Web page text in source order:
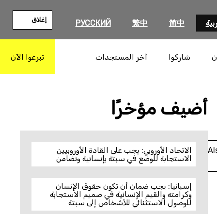
简中
繁中
РУССКИЙ إغلاق
شاركوا آخر المستجدات تبرعوا الآن
أضيف مؤخرًا
الاتحاد الأوروبي: يجب على القادة الأوروبيين
الاستجابة للوضع في سبتة بإنسانية وتضامن
إسبانيا: يجب ضمان أن تكون حقوق الإنسان
وكرامته والقيم الإنسانية في صميم الاستجابة
للوصول الاستثنائي للأشخاص إلى سبتة